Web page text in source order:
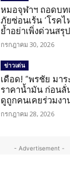
หมอจุฬาฯ ถอดบท
ภัยซ่อนเร้น ‘โรค
ย้ำอย่าเพิ่งด่วนสรุป
กรกฎาคม 30, 2026
ข่าวเด่น
เดือด! “พรชัย มา
ราคาน้ำมัน ก่อนลั่
ดูถูกคนเคยร่วมงา
กรกฎาคม 28, 2026
- Advertisement -